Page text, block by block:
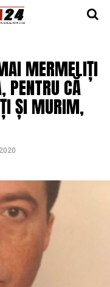
MERMELIȚI
PENTRU CĂ
ȘI MURIM,